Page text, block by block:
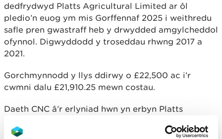
dedfrydwyd Platts Agricultural Limited ar ôl
pledio’n euog ym mis Gorffennaf 2025 i weithredu
safle pren gwastraff heb y drwydded amgylcheddol
ofynnol. Digwyddodd y troseddau rhwng 2017 a
2021.
Gorchmynnodd y llys ddirwy o £22,500 ac i’r
cwmni dalu £21,910.25 mewn costau.
Daeth CNC â’r erlyniad hwn yn erbyn Platts
i sicrhau cydymffurfedd. Archwiliwyd y safle gan